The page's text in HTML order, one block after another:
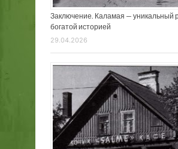
Заключение. Каламая — уникальный
богатой историей
29.04.2026